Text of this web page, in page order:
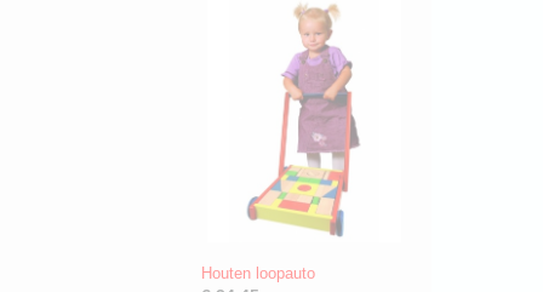
Houten loopauto